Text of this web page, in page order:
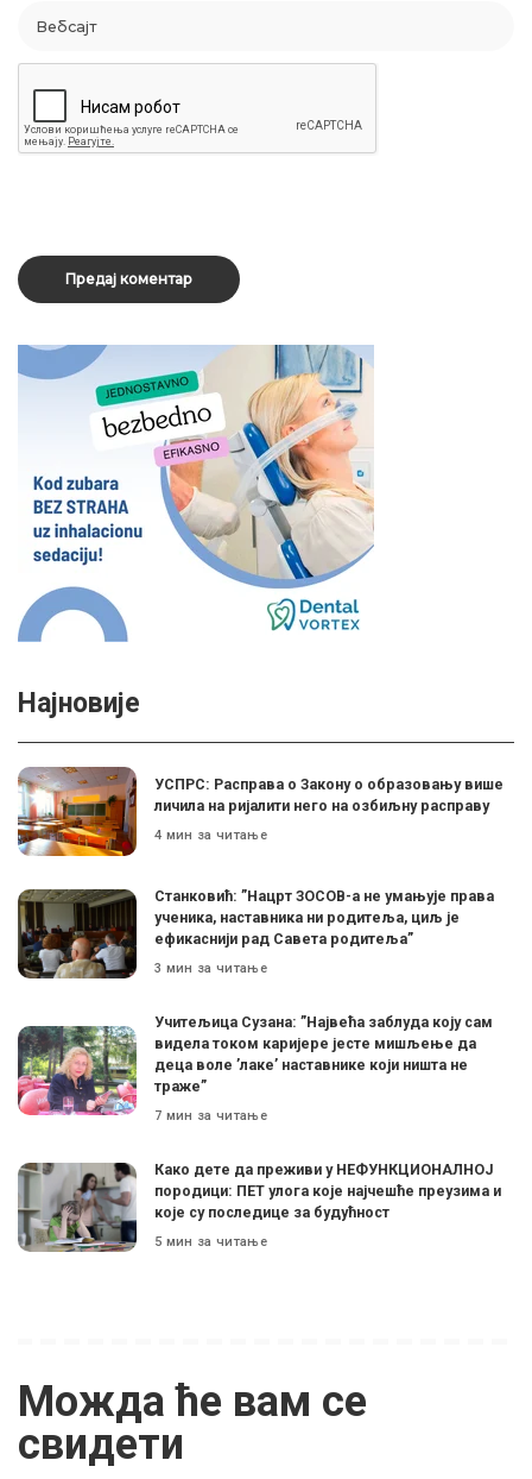
Најновије
УСПРС: Расправа о Закону о образовању више
личила на ријалити него на озбиљну расправу
4 мин за читање
Станковић: ”Нацрт ЗОСОВ-а не умањује права
ученика, наставника ни родитеља, циљ је
ефикаснији рад Савета родитеља”
3 мин за читање
Учитељица Сузана: ”Највећа заблуда коју сам
видела током каријере јесте мишљење да
деца воле ’лаке’ наставнике који ништа не
траже”
7 мин за читање
Како дете да преживи у НЕФУНКЦИОНАЛНОЈ
породици: ПЕТ улога које најчешће преузима и
које су последице за будућност
5 мин за читање
Можда ће вам се
свидети